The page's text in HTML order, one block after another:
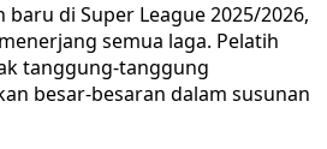
di Super League 2025/2026,
semua laga. Pelatih
tanggung-tanggung
besar-besaran dalam susunan